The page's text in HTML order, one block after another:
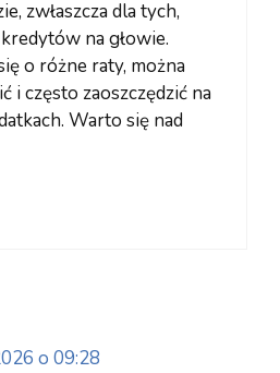
zwłaszcza dla tych,
na głowie.
o różne raty, można
i często zaoszczędzić na
Warto się nad
o 09:28